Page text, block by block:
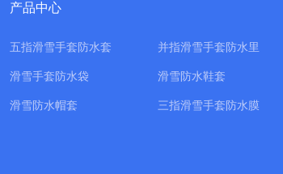
产品中心
五指滑雪手套防水套 并指滑雪手套防水里
滑雪手套防水袋 滑雪防水鞋套
滑雪防水帽套 三指滑雪手套防水膜